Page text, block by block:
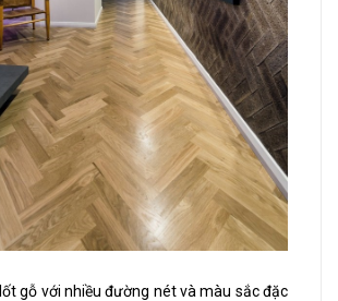
gỗ với nhiều đường nét và màu sắc đặc